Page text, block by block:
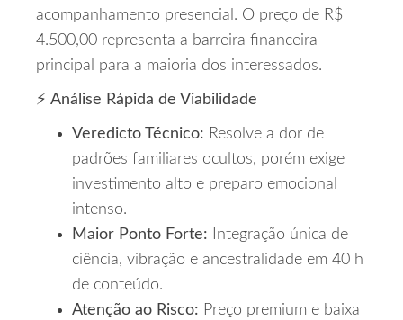
acompanhamento presencial. O preço de R$
4.500,00 representa a barreira financeira
principal para a maioria dos interessados.
⚡ Análise Rápida de Viabilidade
Veredicto Técnico: Resolve a dor de
padrões familiares ocultos, porém exige
investimento alto e preparo emocional
intenso.
Maior Ponto Forte: Integração única de
ciência, vibração e ancestralidade em 40 h
de conteúdo.
Atenção ao Risco: Preço premium e baixa